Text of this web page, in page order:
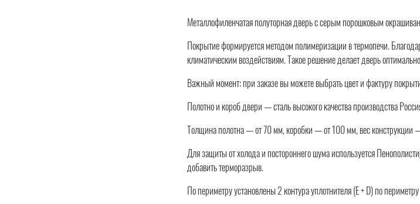
Металлофиленчатая полуторная дверь с серым порошковым
Покрытие формируется методом полимеризации в термопечи.
климатическим воздействиям. Такое решение делает дверь
Важный момент: при заказе вы можете выбрать цвет и фактуру
Полотно и короб двери — сталь высокого качества производства
Толщина полотна — от 70 мм, коробки — от 100 мм, вес конструкции —
Для защиты от холода и постороннего шума используется
добавить терморазрыв.
По периметру установлены 2 контура уплотнителя (Е + D) по